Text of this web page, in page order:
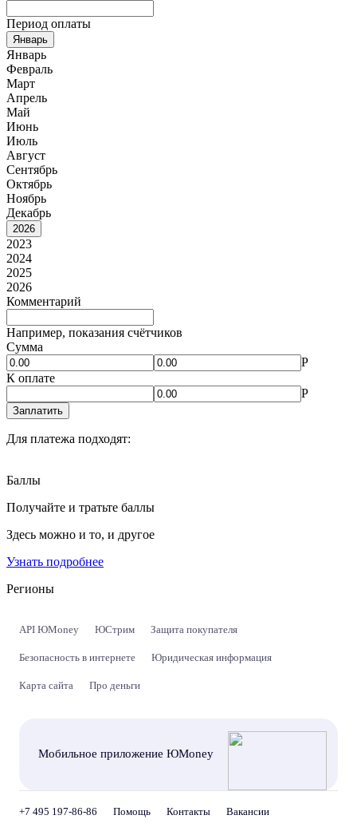
Период оплаты
Январь
Январь
Февраль
Март
Апрель
Май
Июнь
Июль
Август
Сентябрь
Октябрь
Ноябрь
Декабрь
2026
2023
2024
2025
2026
Комментарий
Например, показания счётчиков
Сумма
Р
К оплате
Р
Заплатить
Для платежа подходят:
Баллы
Получайте и тратьте баллы
Здесь можно и то, и другое
Узнать подробнее
Регионы
API ЮMoney ЮСтрим Защита покупателя
Безопасность в интернете Юридическая информация
Карта сайта Про деньги
Мобильное приложение ЮMoney
+7 495 197-86-86 Помощь Контакты Вакансии